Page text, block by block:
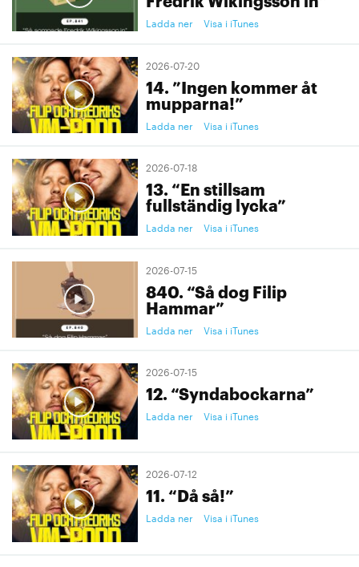
Ladda ner Visa i iTunes
2026-07-20
14. ”Ingen kommer åt
mupparna!”
Ladda ner Visa i iTunes
2026-07-18
13. “En stillsam
fullständig lycka”
Ladda ner Visa i iTunes
2026-07-15
840. “Så dog Filip
Hammar”
Ladda ner Visa i iTunes
2026-07-15
12. “Syndabockarna”
Ladda ner Visa i iTunes
2026-07-12
11. “Då så!”
Ladda ner Visa i iTunes